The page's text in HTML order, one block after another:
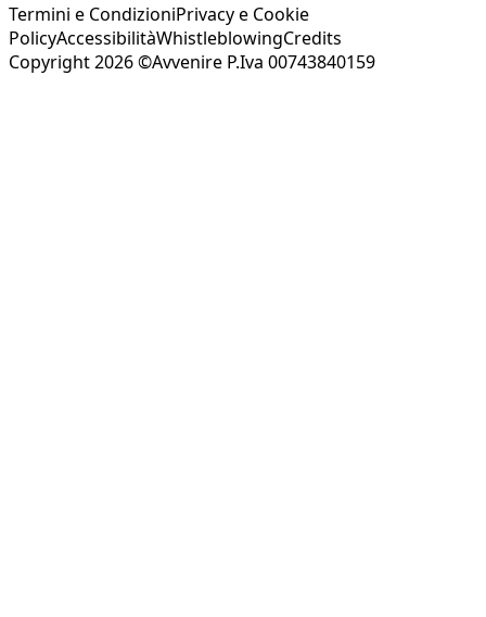
Termini e CondizioniPrivacy e Cookie
PolicyAccessibilitàWhistleblowingCredits
Copyright 2026 ©Avvenire P.Iva 00743840159